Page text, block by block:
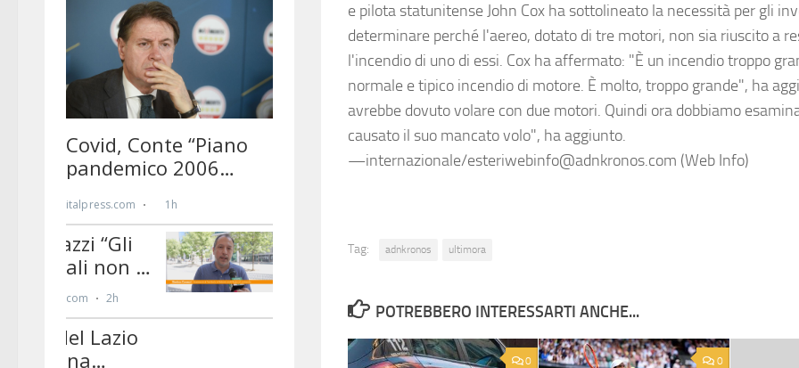
e pilota statunitense John Cox ha sottolineato la necessità per gli
determinare perché l'aereo, dotato di tre motori, non sia riuscito a
l'incendio di uno di essi. Cox ha affermato: "È un incendio troppo
normale e tipico incendio di motore. È molto, troppo grande", ha
avrebbe dovuto volare con due motori. Quindi ora dobbiamo
causato il suo mancato volo", ha aggiunto.
—internazionale/esteriwebinfo@adnkronos.com (Web Info)
Tag: adnkronos ultimora
POTREBBERO INTERESSARTI ANCHE...
0 0